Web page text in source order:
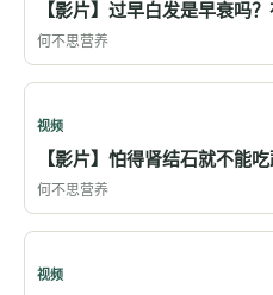
【影片】过早白发是早衰吗
何不思营养
视频
【影片】怕得肾结石就不能吃
何不思营养
视频